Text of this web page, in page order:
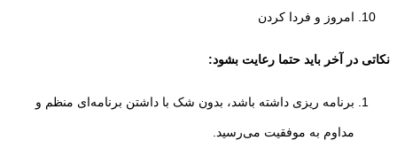
امروز و فردا کردن
نکاتی در آخر باید حتما رعایت بشود:
برنامه ریزی داشته باشد، بدون شک با داشتن برنامه‌ای منظم و
مداوم به موفقیت می‌رسید.